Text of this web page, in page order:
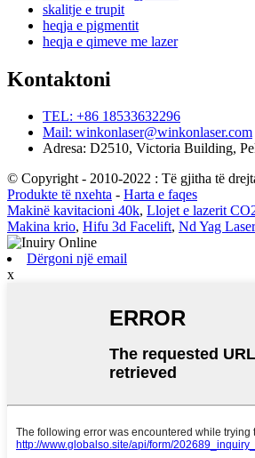
skalitje e trupit
heqja e pigmentit
heqja e qimeve me lazer
Kontaktoni
TEL: +86 18533632296
Mail: winkonlaser@winkonlaser.com
Adresa: D2510, Victoria Building,
© Copyright - 2010-2022 : Të gjitha të
Produkte të nxehta - Harta e faqes
Makinë kavitacioni 40k, Llojet e lazerit
Makina krio, Hifu 3d Facelift, Nd Yag Laser
Dërgoni një email
x